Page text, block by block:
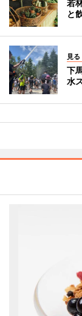
若
と
見
下
水